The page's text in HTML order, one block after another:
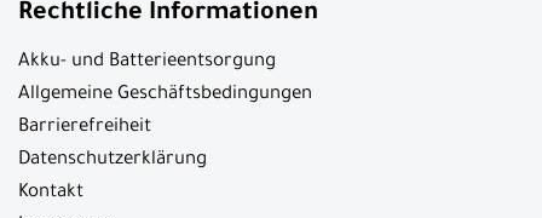
Rechtliche Informationen
Akku- und Batterieentsorgung
Allgemeine Geschäftsbedingungen
Barrierefreiheit
Datenschutzerklärung
Kontakt